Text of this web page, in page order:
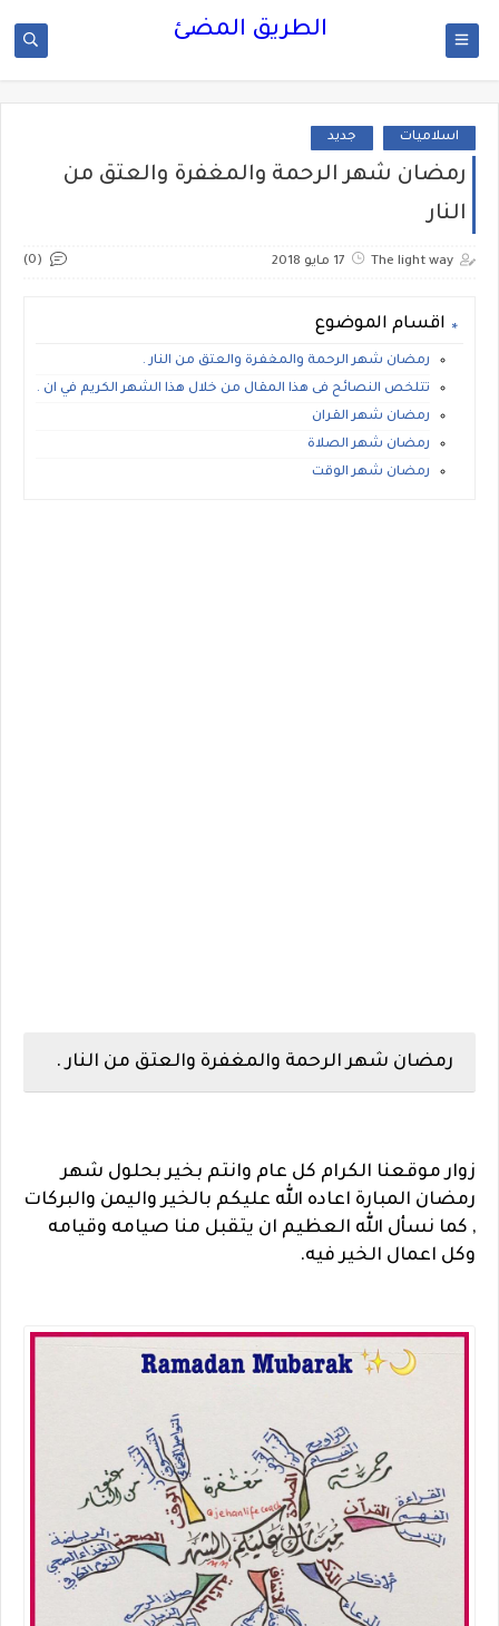
الطريق المضئ
اسلاميات جديد
رمضان شهر الرحمة والمغفرة والعتق من
النار
The light way 17 مايو 2018 (0)
اقسام الموضوع
رمضان شهر الرحمة والمغفرة والعتق من النار .
تتلخص النصائح فى هذا المقال من خلال هذا الشهر الكريم في ان .
رمضان شهر القران
رمضان شهر الصلاة
رمضان شهر الوقت
رمضان شهر الرحمة والمغفرة والعتق من النار .
زوار موقعنا الكرام كل عام وانتم بخير بحلول شهر
رمضان المبارة اعاده الله عليكم بالخير واليمن والبركات
, كما نسأل الله العظيم ان يتقبل منا صيامه وقيامه
وكل اعمال الخير فيه.